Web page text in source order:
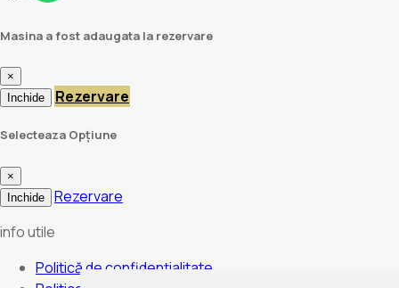
Masina a fost adaugata la rezervare
×
Inchide
Rezervare
Selecteaza Opțiune
×
Inchide
Rezervare
info utile
Politică de confidențialitate